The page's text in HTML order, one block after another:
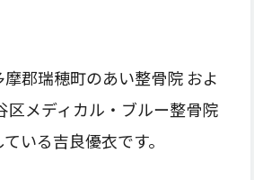
郡瑞穂町のあい整骨院 およ
区メディカル・ブルー整骨院
いる吉良優衣です。